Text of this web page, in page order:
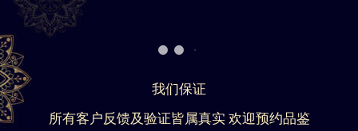
我们保证
所有客户反馈及验证皆属真实 欢迎预约品鉴